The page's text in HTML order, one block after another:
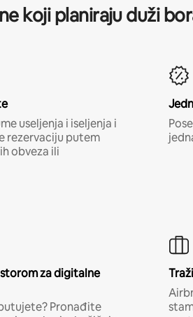
koji planiraju duži
useljenja i iseljenja i
rezervaciju putem
obveza ili
za digitalne
Pronađite